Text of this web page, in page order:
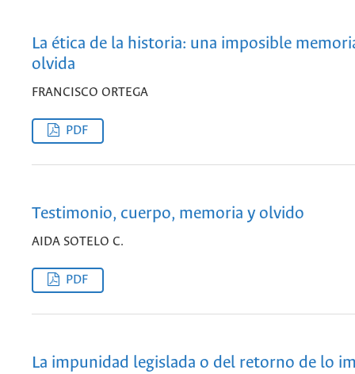
La ética de la historia: una imposible
olvida
FRANCISCO ORTEGA
PDF
Testimonio, cuerpo, memoria y olvido
AIDA SOTELO C.
PDF
La impunidad legislada o del retorno de lo